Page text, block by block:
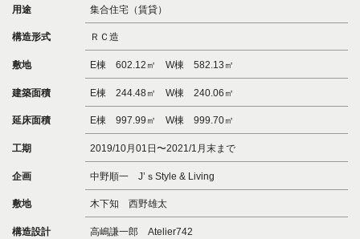
用途 集合住宅（賃貸）
構造形式 ＲＣ造
敷地 E棟 602.12㎡ W棟 582.13㎡
建築面積 E棟 244.48㎡ W棟 240.06㎡
延床面積 E棟 997.99㎡ W棟 999.70㎡
工期 2019/10月01日〜2021/1月末まで
企画 中野順一 J’ｓStyle & Living
敷地 木下知 西野雄太
構造設計 高嶋謙一郎 Atelier742